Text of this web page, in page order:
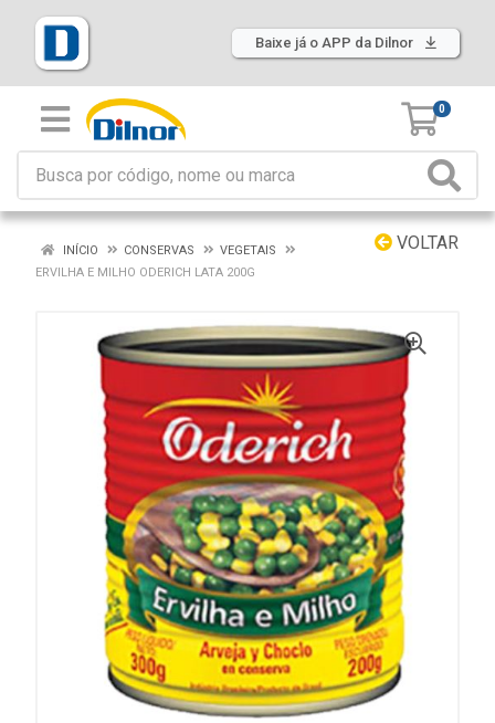
Baixe já o APP da Dilnor
0
VOLTAR
INÍCIO CONSERVAS
VEGETAIS
ERVILHA E MILHO ODERICH LATA 200G